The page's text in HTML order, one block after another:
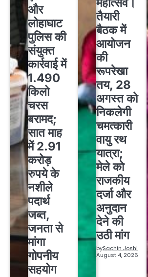
और
लोहाघाट
पुलिस की
संयुक्त
कार्रवाई में
1.490
किलो
चरस
बरामद;
सात माह
में 2.91
करोड़
रुपये के
नशीले
पदार्थ
जब्त,
जनता से
मांगा
गोपनीय
सहयोग
तैयारी
बैठक में
आयोजन
की
रूपरेखा
तय, 28
अगस्त को
निकलेगी
चमत्कारी
वायु रथ
यात्रा;
मेले को
राजकीय
दर्जा और
अनुदान
देने की
उठी मांग
bySachin Joshi
August 4, 2026